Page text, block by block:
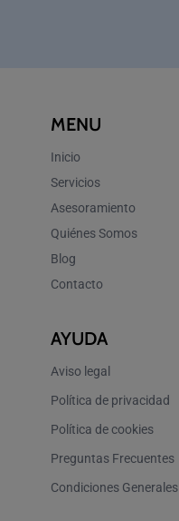
MENU
Inicio
Servicios
Asesoramiento
Quiénes Somos
Blog
Contacto
AYUDA
Aviso legal
Política de privacidad
Política de cookies
Preguntas Frecuentes
Condiciones Generales